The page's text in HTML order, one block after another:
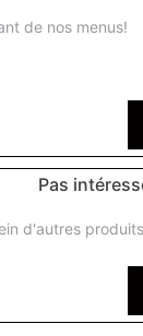
de nos menus!
Pas
d'autres